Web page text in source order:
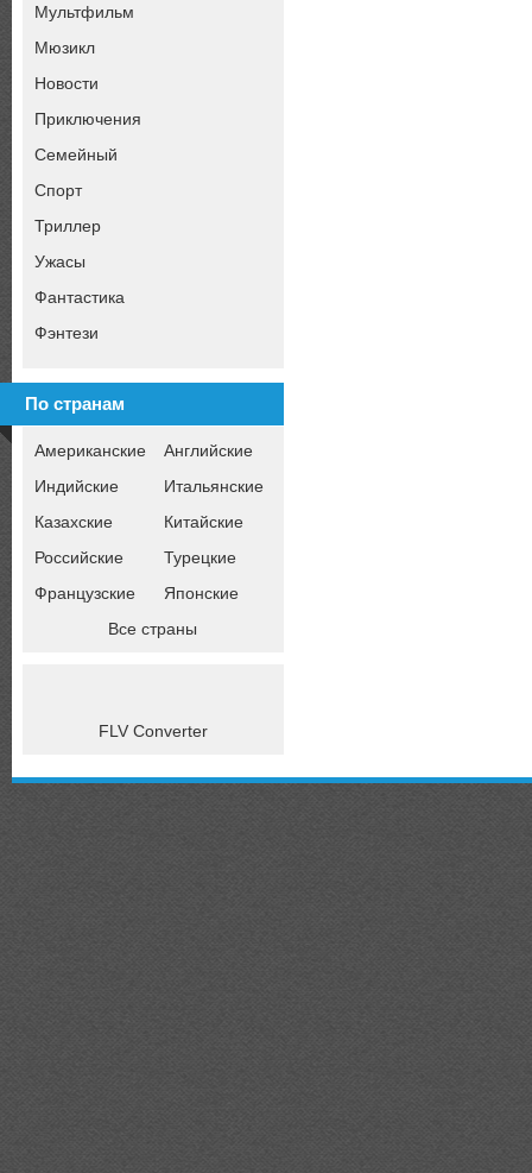
Мультфильм
Мюзикл
Новости
Приключения
Семейный
Спорт
Триллер
Ужасы
Фантастика
Фэнтези
По странам
Американские
Английские
Индийские
Итальянские
Казахские
Китайские
Российские
Турецкие
Французские
Японские
Все страны
FLV Converter